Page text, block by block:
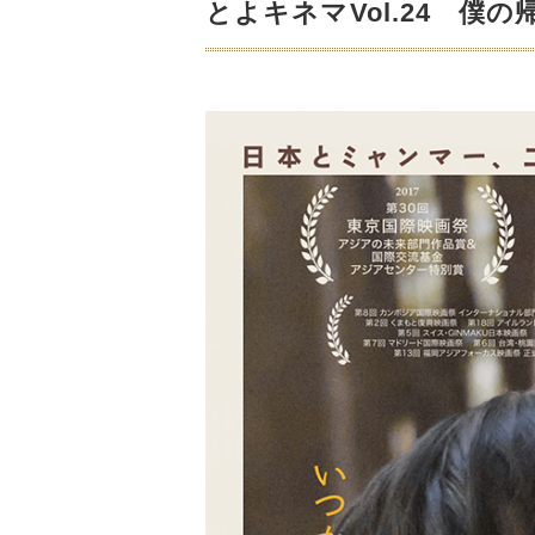
とよキネマVol.24 僕の